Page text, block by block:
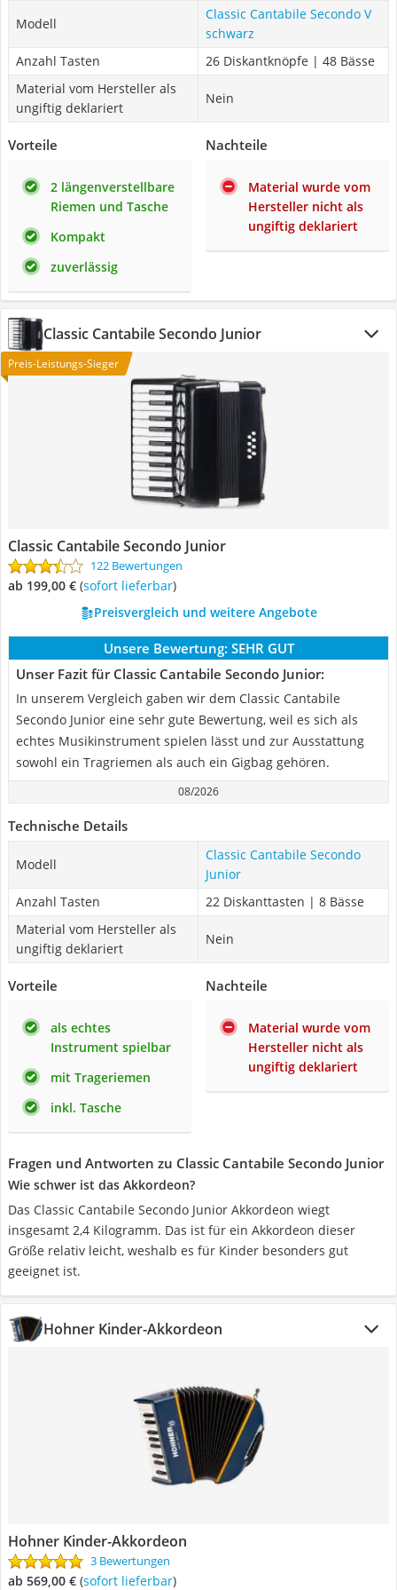
Modell
Classic Cantabile Secondo V
schwarz
Anzahl Tasten
26 Diskantknöpfe | 48 Bässe
Material vom Hersteller als
ungiftig deklariert
Nein
Vorteile
2 längenverstellbare
Riemen und Tasche
Kompakt
zuverlässig
Nachteile
Material wurde vom
Hersteller nicht als
ungiftig deklariert
Classic Cantabile Secondo Junior
Preis-Leistungs-Sieger
Classic Cantabile Secondo Junior
122 Bewertungen
ab 199,00 € ( Sofort lieferbar)
Preisvergleich und weitere Angebote
Unsere Bewertung: SEHR GUT
Unser Fazit für Classic Cantabile Secondo Junior:
In unserem Vergleich gaben wir dem Classic Cantabile
Secondo Junior eine sehr gute Bewertung, weil es sich als
echtes Musikinstrument spielen lässt und zur Ausstattung
sowohl ein Tragriemen als auch ein Gigbag gehören.
08/2026
Technische Details
Modell
Classic Cantabile Secondo
Junior
Anzahl Tasten
22 Diskanttasten | 8 Bässe
Material vom Hersteller als
ungiftig deklariert
Nein
Vorteile
als echtes
Instrument spielbar
mit Trageriemen
inkl. Tasche
Nachteile
Material wurde vom
Hersteller nicht als
ungiftig deklariert
Fragen und Antworten zu Classic Cantabile Secondo Junior
Wie schwer ist das Akkordeon?
Das Classic Cantabile Secondo Junior Akkordeon wiegt
insgesamt 2,4 Kilogramm. Das ist für ein Akkordeon dieser
Größe relativ leicht, weshalb es für Kinder besonders gut
geeignet ist.
Hohner Kinder-Akkordeon
Hohner Kinder-Akkordeon
3 Bewertungen
ab 569,00 € ( Sofort lieferbar)